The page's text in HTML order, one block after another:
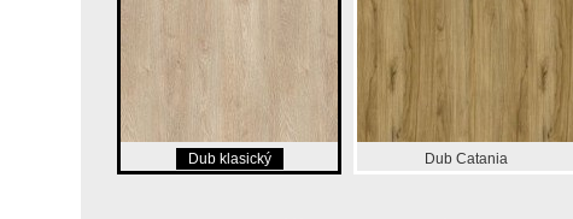
Dub klasický Dub Catania